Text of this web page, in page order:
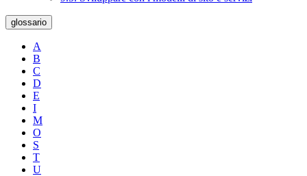
glossario
A
B
C
D
E
I
M
O
S
T
U